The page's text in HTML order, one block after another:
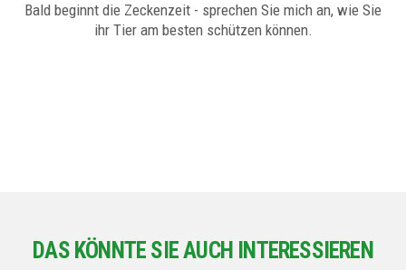
Bald beginnt die Zeckenzeit - sprechen Sie mich an, wie Sie
ihr Tier am besten schützen können.
DAS KÖNNTE SIE AUCH INTERESSIEREN